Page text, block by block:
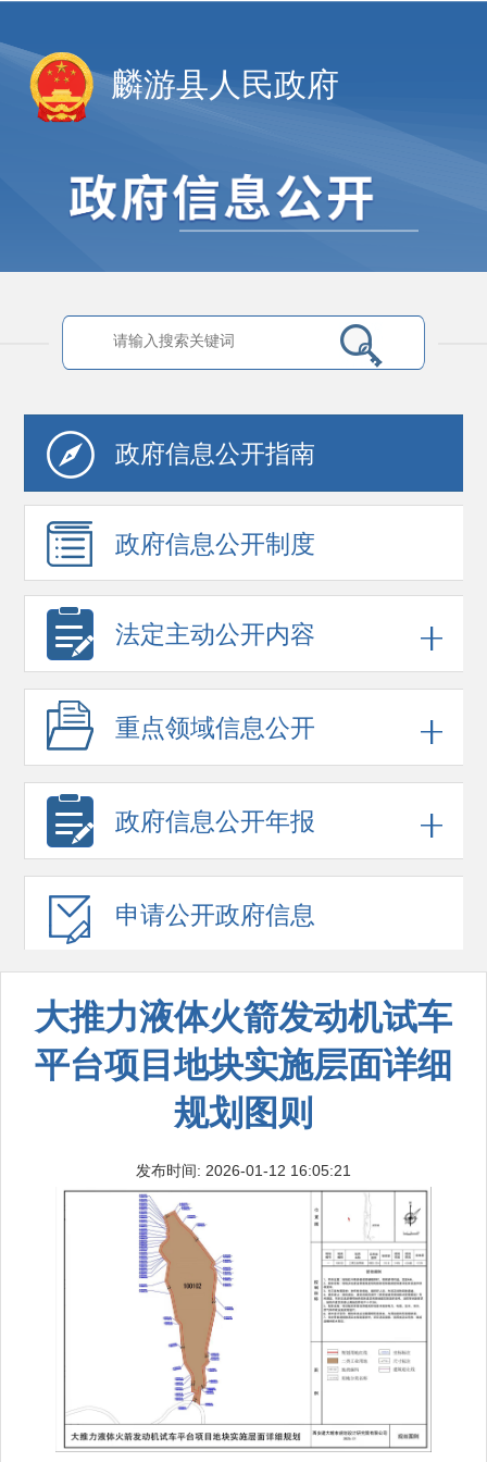
麟游县人民政府
政府信息公开指南
政府信息公开制度
法定主动公开内容
重点领域信息公开
政府信息公开年报
申请公开政府信息
大推力液体火箭发动机试车
平台项目地块实施层面详细
规划图则
发布时间: 2026-01-12 16:05:21